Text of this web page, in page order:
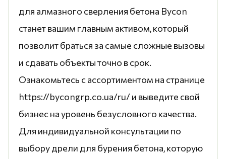
для алмазного сверления бетона Bycon
станет вашим главным активом, который
позволит браться за самые сложные вызовы
и сдавать объекты точно в срок.
Ознакомьтесь с ассортиментом на странице
https://bycongrp.co.ua/ru/ и выведите свой
бизнес на уровень безусловного качества.
Для индивидуальной консультации по
выбору дрели для бурения бетона, которую